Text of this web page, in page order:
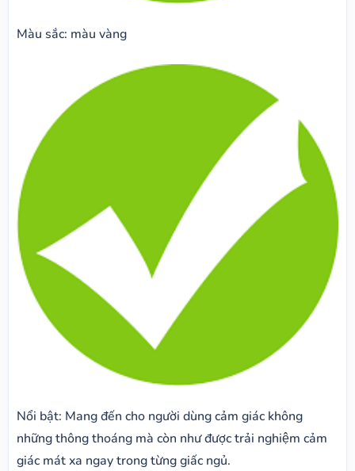
Màu sắc: màu vàng
Nổi bật: Mang đến cho người dùng cảm giác không
những thông thoáng mà còn như được trải nghiệm cảm
giác mát xa ngay trong từng giấc ngủ.